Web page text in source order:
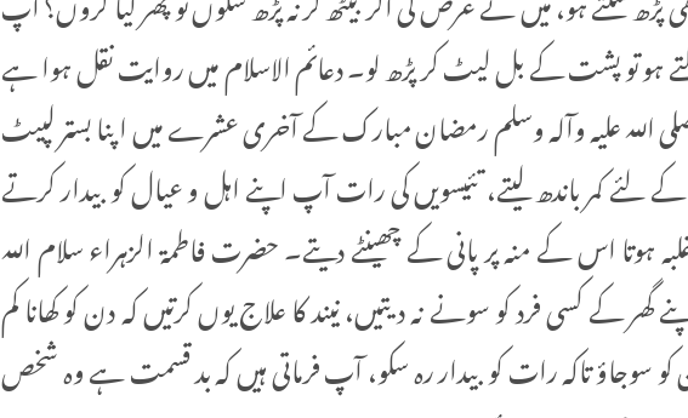
ہو تو پشت کے بل لیٹ کر پڑھ لو۔ دعائم الاسلام میں روایت نقل ہوا ہے
اللہ علیہ وآلہ وسلم رمضان مبارک کے آخری عشرے میں اپنا بستر لپیٹ
لئے کمر باندھ لیتے، تئیسویں کی رات آپ اپنے اہل و عیال کو بیدار کرتے
ہوتا اس کے منہ پر پانی کے چھینٹے دیتے۔ حضرت فاطمۃ الزہراء سلام اللہ
کے کسی فرد کو سونے نہ دیتیں، نیند کا علاج یوں کرتیں کہ دن کو کھانا کم
کو سوجاؤ تاکہ رات کو بیدار رہ سکو، آپ فرماتی ہیں کہ بد قسمت ہے وہ شخص